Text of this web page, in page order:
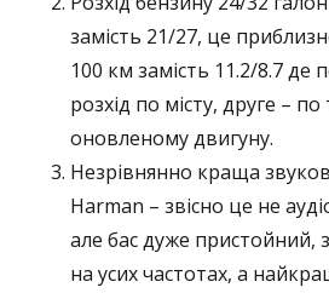
замість 21/27, це
100 км замість 11.2/8.7 де
розхід по місту, друге – по
оновленому двигуну.
Незрівнянно краща
Harman – звісно це не
але бас дуже пристойний,
на усих частотах, а